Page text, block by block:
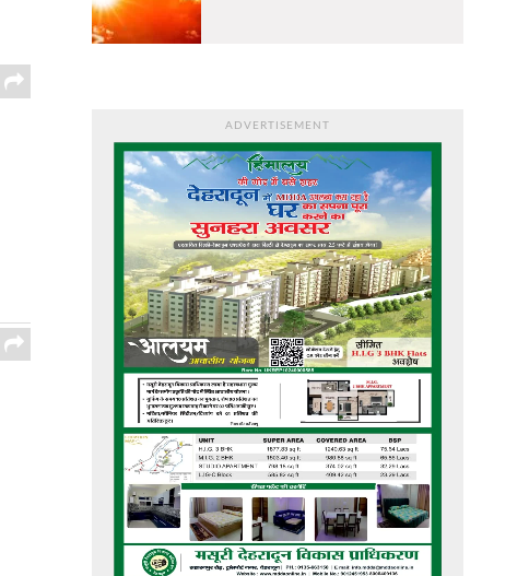
ADVERTISEMENT